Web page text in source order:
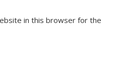
in this browser for the